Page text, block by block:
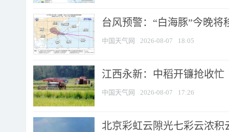
台风预警：“白海豚”今晚将
中国天气网 2026-08-07 18:05
江西永新：中稻开镰抢收忙
中国天气网 2026-08-07 17:26
北京彩虹云隙光七彩云浓积